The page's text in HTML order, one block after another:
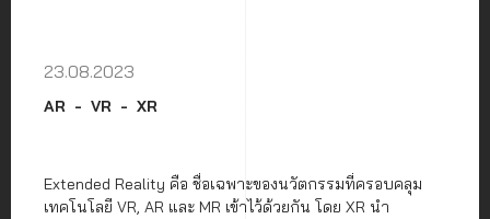
23.08.2023
AR VR XR
Extended Reality คือ ชื่อเฉพาะของนวัตกรรมที่ครอบคลุม
เทคโนโลยี VR, AR และ MR เข้าไว้ด้วยกัน โดย XR นำ